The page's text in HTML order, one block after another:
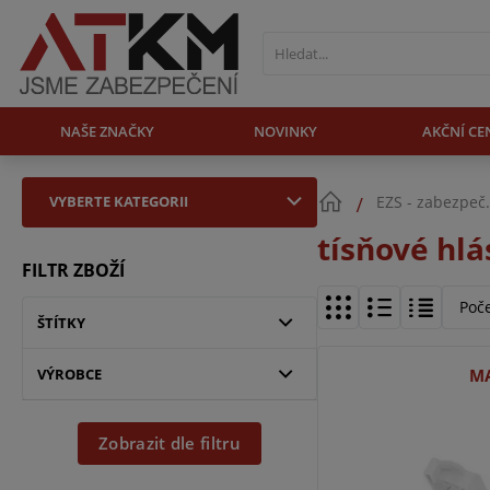
NAŠE ZNAČKY NOVINKY AKČNÍ
VYBERTE KATEGORII
FILTR ZBOŽÍ
ŠTÍTKY
VÝROBCE
Zobrazit dle filtru
EZS -
tísňové